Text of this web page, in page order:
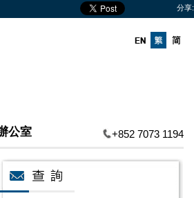
分享:
公室 +852 7073 1194